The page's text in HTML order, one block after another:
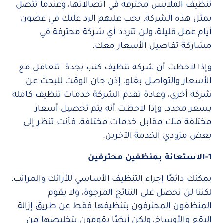
تنظيف الملابس محترفة في اتصالاتها، وعندما تتصل
بمثل هذه الشركة، يجب عليهم الرد عليك في غضون
أيام عمل قليلة، ولن تتردد أي شركة محترفة في
مشاركة تفاصيل الأسعار معك.
وإذا لاحظت أن شركة تنظيف كنب بجدة تتعامل مع
الأسعار والتواصل بغلو، إذن حان الوقت للبحث عن
شركة أخرى، وعادة تقدم الشركة خدمات تنظيف كاملة
بسعر محدد، وإذا لاحظت أنه يتم تحصيل أسعار
مختلفة منك مقابل خدمات مختلفة، فأنت تنظر إلى
بعض مزودي الخدمة الآخرين.
1-الاستعانة بمنظفين محترفين
يمكنك دائمًا إجراء التنظيف الأساسي للأرائك والمراتب،
لكننا لن نحصل على النتائج المرجوة، ولا يقوم
المنظفون المحترفون بتنظيفها فقط عن طريق إزالة
البقع والأوساخ، ولكن أيضًا يقومون بتخليصها من